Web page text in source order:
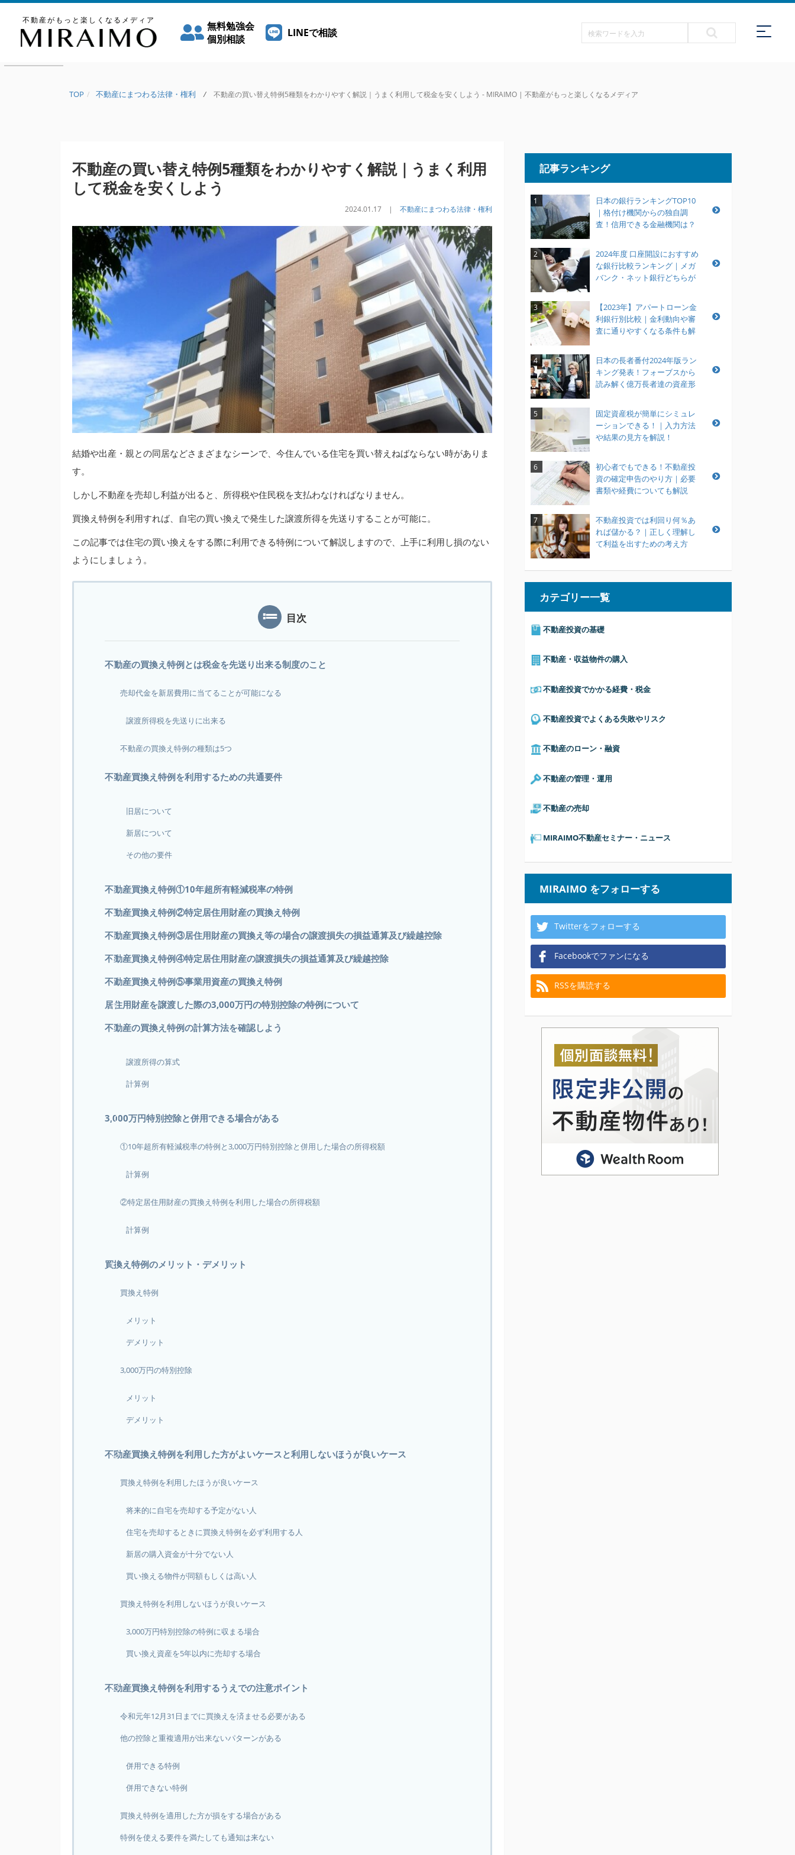
不動産がもっと楽しくなるメディア
無料勉強会
個別相談
LINEで相談
TOP 不動産にまつわる法律・権利 / 不動産の買い替え特例5種類をわかりやすく解説｜うまく利用して税金を安くしよう - MIRAIMO | 不動産がもっと楽しくなるメディア
不動産の買い替え特例5種類をわかりやすく解説｜うまく利用
して税金を安くしよう
2024.01.17 | 不動産にまつわる法律・権利
結婚や出産・親との同居などさまざまなシーンで、今住んでいる住宅を買い替えねばならない時がありま
す。
しかし不動産を売却し利益が出ると、所得税や住民税を支払わなければなりません。
買換え特例を利用すれば、自宅の買い換えで発生した譲渡所得を先送りすることが可能に。
この記事では住宅の買い換えをする際に利用できる特例について解説しますので、上手に利用し損のない
ようにしましょう。
目次
不動産の買換え特例とは税金を先送り出来る制度のこと
売却代金を新居費用に当てることが可能になる
譲渡所得税を先送りに出来る
不動産の買換え特例の種類は5つ
不動産買換え特例を利用するための共通要件
旧居について
新居について
その他の要件
不動産買換え特例①10年超所有軽減税率の特例
不動産買換え特例②特定居住用財産の買換え特例
不動産買換え特例③居住用財産の買換え等の場合の譲渡損失の損益通算及び繰越控除
不動産買換え特例④特定居住用財産の譲渡損失の損益通算及び繰越控除
不動産買換え特例⑤事業用資産の買換え特例
居住用財産を譲渡した際の3,000万円の特別控除の特例について
不動産の買換え特例の計算方法を確認しよう
譲渡所得の算式
計算例
3,000万円特別控除と併用できる場合がある
①10年超所有軽減税率の特例と3,000万円特別控除と併用した場合の所得税額
計算例
②特定居住用財産の買換え特例を利用した場合の所得税額
計算例
買換え特例のメリット・デメリット
買換え特例
メリット
デメリット
3,000万円の特別控除
メリット
デメリット
不動産買換え特例を利用した方がよいケースと利用しないほうが良いケース
買換え特例を利用したほうが良いケース
将来的に自宅を売却する予定がない人
住宅を売却するときに買換え特例を必ず利用する人
新居の購入資金が十分でない人
買い換える物件が同額もしくは高い人
買換え特例を利用しないほうが良いケース
3,000万円特別控除の特例に収まる場合
買い換え資産を5年以内に売却する場合
不動産買換え特例を利用するうえでの注意ポイント
令和元年12月31日までに買換えを済ませる必要がある
他の控除と重複適用が出来ないパターンがある
併用できる特例
併用できない特例
買換え特例を適用した方が損をする場合がある
特例を使える要件を満たしても通知は来ない
記事ランキング
1
日本の銀行ランキングTOP10
｜格付け機関からの独自調
査！信用できる金融機関は？
2
2024年度 口座開設におすすめ
な銀行比較ランキング｜メガ
バンク・ネット銀行どちらが
3
【2023年】アパートローン金
利銀行別比較｜金利動向や審
査に通りやすくなる条件も解
4
日本の長者番付2024年版ラン
キング発表！フォーブスから
読み解く億万長者達の資産形
5
固定資産税が簡単にシミュレ
ーションできる！｜入力方法
や結果の見方を解説！
6
初心者でもできる！不動産投
資の確定申告のやり方｜必要
書類や経費についても解説
7
不動産投資では利回り何％あ
れば儲かる？｜正しく理解し
て利益を出すための考え方
カテゴリー一覧
不動産投資の基礎
不動産・収益物件の購入
不動産投資でかかる経費・税金
不動産投資でよくある失敗やリスク
不動産のローン・融資
不動産の管理・運用
不動産の売却
MIRAIMO不動産セミナー・ニュース
MIRAIMO をフォローする
Twitterをフォローする
Facebookでファンになる
RSSを購読する